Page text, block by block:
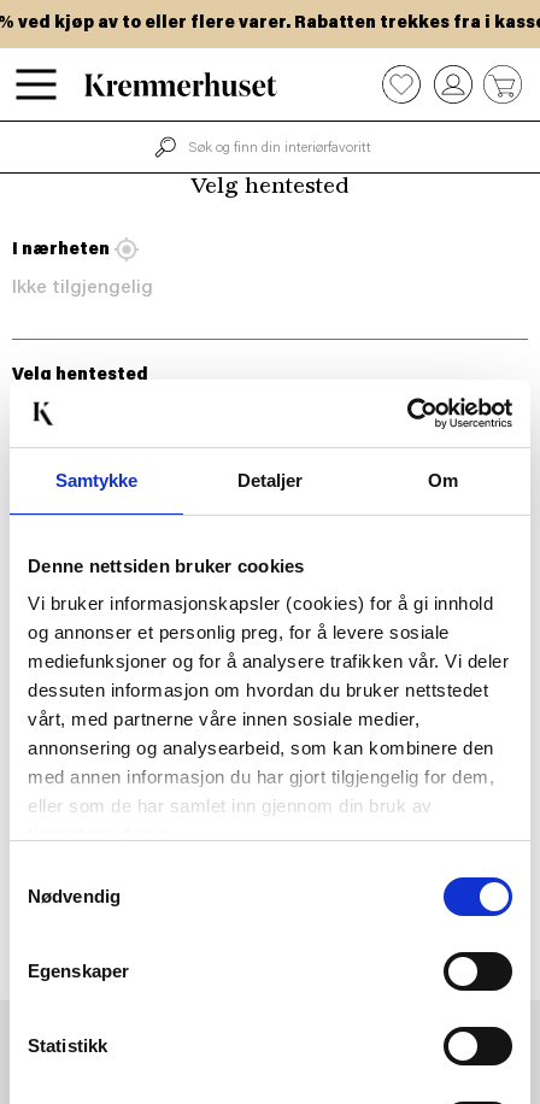
Samtykke Detaljer Om
Denne nettsiden bruker cookies
Vi bruker informasjonskapsler (cookies) for å gi innhold
og annonser et personlig preg, for å levere sosiale
mediefunksjoner og for å analysere trafikken vår. Vi deler
dessuten informasjon om hvordan du bruker nettstedet
vårt, med partnerne våre innen sosiale medier,
annonsering og analysearbeid, som kan kombinere den
med annen informasjon du har gjort tilgjengelig for dem,
eller som de har samlet inn gjennom din bruk av
Nødvendig
Egenskaper
Statistikk
Hopp
til
hovedinnhold
ved kjøp av to eller flere varer. Rabatten trekkes fra i
0
Velg hentested
I nærheten
Ikke tilgjengelig
Velg hentested
BLI MED!
Som medlem i kundeklubben vår får du
alltid laveste prisogmange fristende
tilbud!
BLI MEDLEM
Følg oss gjerne på
sosiale medier!